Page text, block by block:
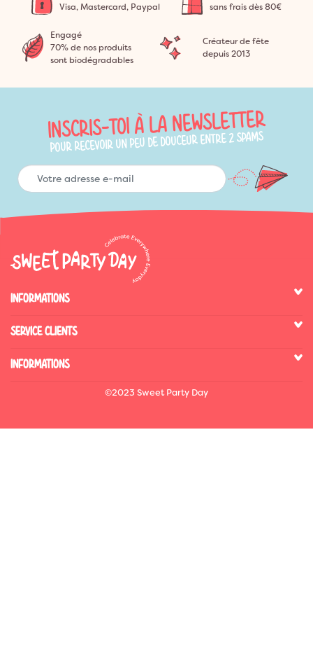
Visa, Mastercard, Paypal
sans frais dès 80€
Engagé
70% de nos produits
sont biodégradables
Créateur de fête
depuis 2013
INSCRIS-TOI À LA NEWSLETTER
POUR RECEVOIR UN PEU DE DOUCEUR ENTRE 2 SPAMS
INFORMATIONS
SERVICE CLIENTS
INFORMATIONS
©2023 Sweet Party Day